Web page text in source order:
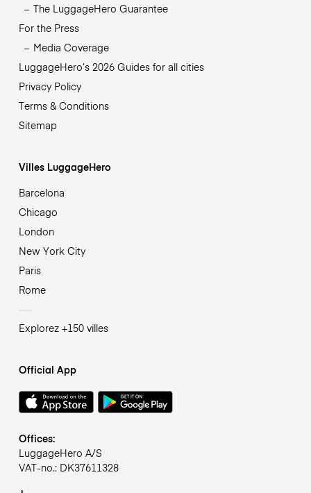
The LuggageHero Guarantee
For the Press
Media Coverage
LuggageHero’s 2026 Guides for all cities
Privacy Policy
Terms & Conditions
Sitemap
Villes LuggageHero
Barcelona
Chicago
London
New York City
Paris
Rome
Explorez +150 villes
Official App
Offices:
LuggageHero A/S
VAT-no.: DK37611328